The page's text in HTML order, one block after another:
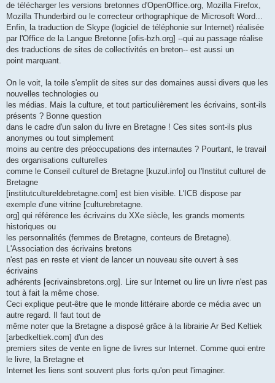
de télécharger les versions bretonnes d'OpenOffice.org, Mozilla Firefox,
Mozilla Thunderbird ou le correcteur orthographique de Microsoft Word...
Enfin, la traduction de Skype (logiciel de téléphonie sur Internet) réalisée
par l'Office de la Langue Bretonne [ofis-bzh.org] --qui au passage réalise
des traductions de sites de collectivités en breton-- est aussi un
point marquant.
On le voit, la toile s'emplit de sites sur des domaines aussi divers que les
nouvelles technologies ou
les médias. Mais la culture, et tout particulièrement les écrivains, sont-ils
présents ? Bonne question
dans le cadre d'un salon du livre en Bretagne ! Ces sites sont-ils plus
anonymes ou tout simplement
moins au centre des préoccupations des internautes ? Pourtant, le travail
des organisations culturelles
comme le Conseil culturel de Bretagne [kuzul.info] ou l'Institut culturel de
Bretagne
[institutcultureldebretagne.com] est bien visible. L'ICB dispose par
exemple d'une vitrine [culturebretagne.
org] qui référence les écrivains du XXe siècle, les grands moments
historiques ou
les personnalités (femmes de Bretagne, conteurs de Bretagne).
L'Association des écrivains bretons
n'est pas en reste et vient de lancer un nouveau site ouvert à ses
écrivains
adhérents [ecrivainsbretons.org]. Lire sur Internet ou lire un livre n'est pas
tout à fait la même chose.
Ceci explique peut-être que le monde littéraire aborde ce média avec un
autre regard. Il faut tout de
même noter que la Bretagne a disposé grâce à la librairie Ar Bed Keltiek
[arbedkeltiek.com] d'un des
premiers sites de vente en ligne de livres sur Internet. Comme quoi entre
le livre, la Bretagne et
Internet les liens sont souvent plus forts qu'on peut l'imaginer.